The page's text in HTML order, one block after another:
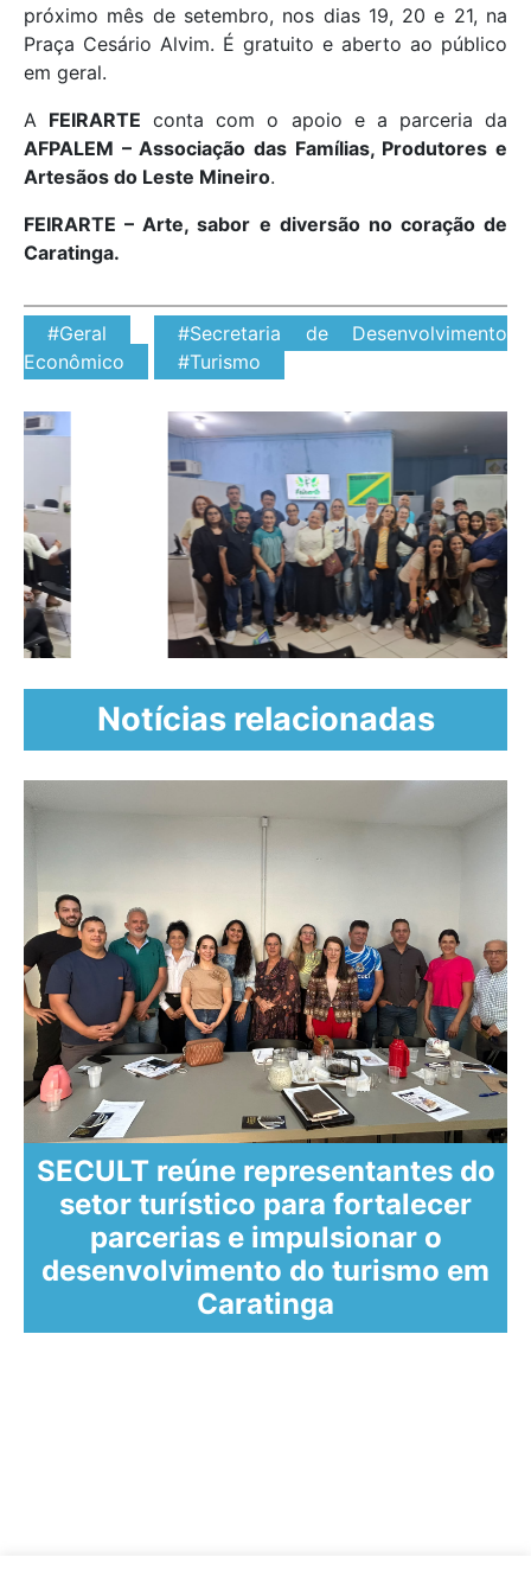
próximo mês de setembro, nos dias 19, 20 e 21, na
Praça Cesário Alvim. É gratuito e aberto ao público
em geral.
A FEIRARTE conta com o apoio e a parceria da
AFPALEM – Associação das Famílias, Produtores e
Artesãos do Leste Mineiro.
FEIRARTE – Arte, sabor e diversão no coração de
Caratinga.
#Geral
#Secretaria de Desenvolvimento
Econômico
#Turismo
Notícias relacionadas
SECULT reúne representantes do
setor turístico para fortalecer
parcerias e impulsionar o
desenvolvimento do turismo em
Caratinga